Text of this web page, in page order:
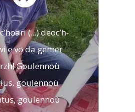
(...) deoc’h-
e vo da gemer
Goulennoù
goulennoù
goulennoù